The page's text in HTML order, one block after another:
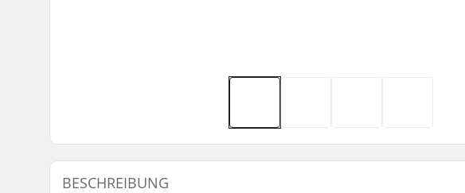
BESCHREIBUNG